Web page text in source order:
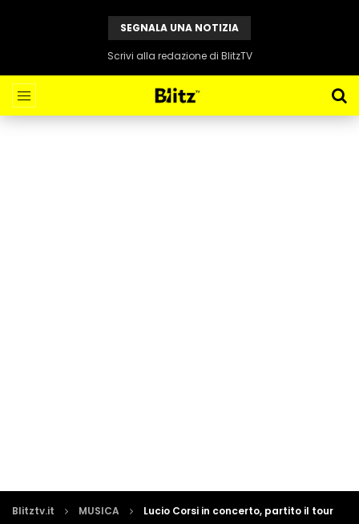
SEGNALA UNA NOTIZIA
Scrivi alla redazione di BlitzTV
Blitztv.it MUSICA Lucio Corsi in concerto, partito il tour